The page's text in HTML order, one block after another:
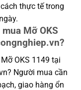
thực tế trong
Mỡ OKS
OKS 1149 tại
Người mua cần
giao hàng ổn